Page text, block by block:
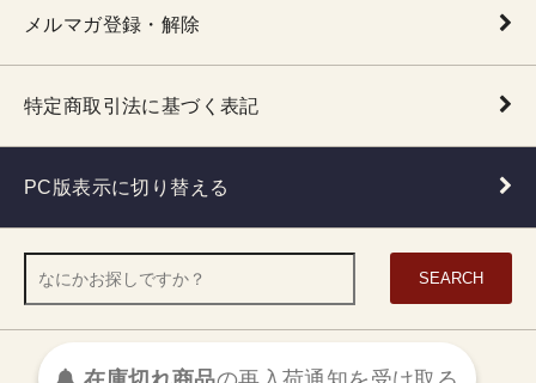
メルマガ登録・解除
特定商取引法に基づく表記
PC版表示に切り替える
SEARCH